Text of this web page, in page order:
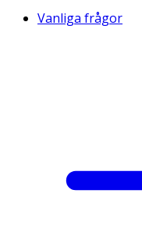
Vanliga frågor